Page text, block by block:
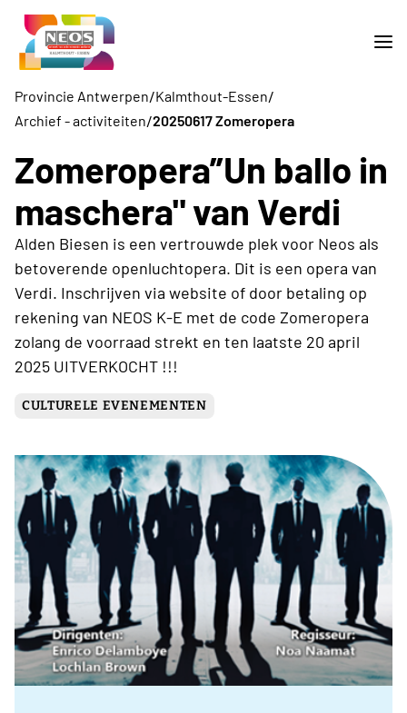
Provincie Antwerpen/Kalmthout-Essen/
Archief - activiteiten/20250617 Zomeropera
Zomeropera”Un ballo in
maschera" van Verdi
Alden Biesen is een vertrouwde plek voor Neos als
betoverende openluchtopera. Dit is een opera van
Verdi. Inschrijven via website of door betaling op
rekening van NEOS K-E met de code Zomeropera
zolang de voorraad strekt en ten laatste 20 april
2025 UITVERKOCHT !!!
CULTURELE EVENEMENTEN